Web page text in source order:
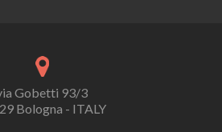
Gobetti 93/3
Bologna - ITALY